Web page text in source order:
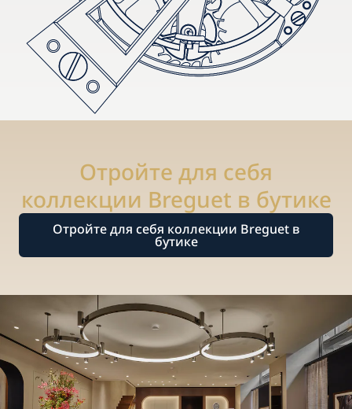
Отройте для себя
коллекции Breguet в бутике
Отройте для себя коллекции Breguet в
бутике